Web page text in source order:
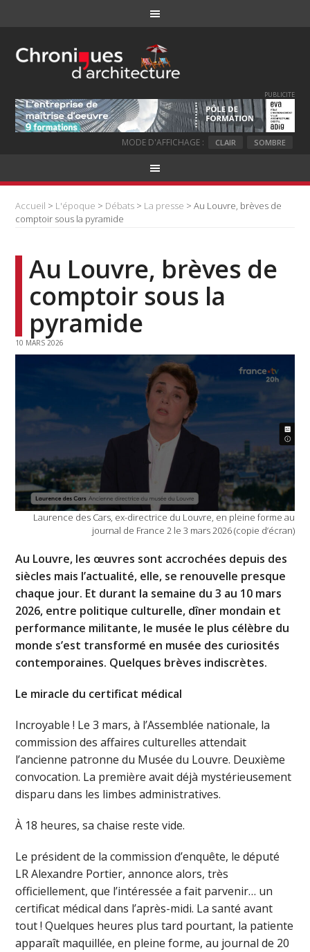
PUBLICITE
MODE D'AFFICHAGE : CLAIR SOMBRE
Accueil > L'époque > Débats > La presse > Au Louvre, brèves de
comptoir sous la pyramide
Au Louvre, brèves de
comptoir sous la
pyramide
10 MARS 2026
Laurence des Cars, ex-directrice du Louvre, en pleine forme au
journal de France 2 le 3 mars 2026 (copie d’écran)
Au Louvre, les œuvres sont accrochées depuis des
siècles mais l’actualité, elle, se renouvelle presque
chaque jour. Et durant la semaine du 3 au 10 mars
2026, entre politique culturelle, dîner mondain et
performance militante, le musée le plus célèbre du
monde s’est transformé en musée des curiosités
contemporaines. Quelques brèves indiscrètes.
Le miracle du certificat médical
Incroyable ! Le 3 mars, à l’Assemblée nationale, la
commission des affaires culturelles attendait
l’ancienne patronne du Musée du Louvre. Deuxième
convocation. La première avait déjà mystérieusement
disparu dans les limbes administratives.
À 18 heures, sa chaise reste vide.
Le président de la commission d’enquête, le député
LR Alexandre Portier, annonce alors, très
officiellement, que l’intéressée a fait parvenir… un
certificat médical dans l’après-midi. La santé avant
tout ! Quelques heures plus tard pourtant, la patiente
apparaît maquillée, en pleine forme, au journal de 20